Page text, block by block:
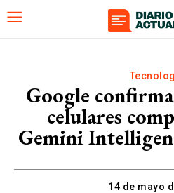
Google
celulares
Gemini
14 de mayo